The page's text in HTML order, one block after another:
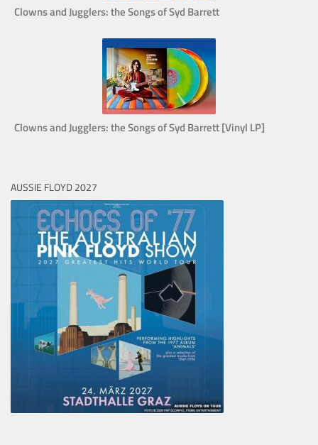
Clowns and Jugglers: the Songs of Syd Barrett
Clowns and Jugglers: the Songs of Syd Barrett [Vinyl LP]
AUSSIE FLOYD 2027